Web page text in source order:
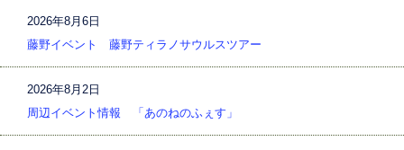
2026年8月6日
藤野イベント 藤野ティラノサウルスツアー
2026年8月2日
周辺イベント情報 「あのねのふぇす」